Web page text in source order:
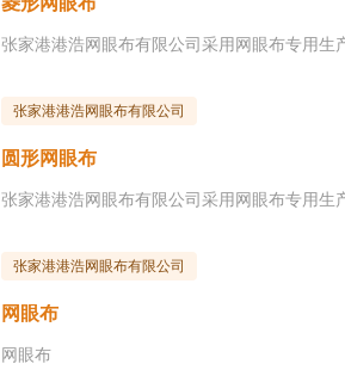
张家港港浩网眼布有限公司
圆形网眼布
张家港港浩网眼布有限公司
网眼布
网眼布